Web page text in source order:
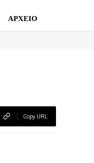
ΑΡΧΕΙΟ
Copy URL